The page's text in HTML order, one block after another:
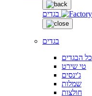
בגדים
בגדים
כל הבגדים
טי שירט
ג'ינסים
שמלות
חולצות